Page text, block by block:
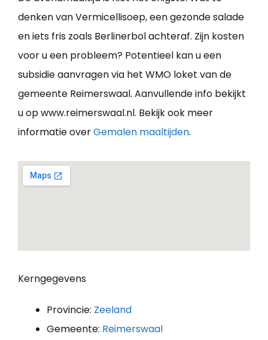
denken van Vermicellisoep, een gezonde salade
en iets fris zoals Berlinerbol achteraf. Zijn kosten
voor u een probleem? Potentieel kan u een
subsidie aanvragen via het WMO loket van de
gemeente Reimerswaal. Aanvullende info bekijkt
u op www.reimerswaal.nl. Bekijk ook meer
informatie overGemalen maaltijden.
Kerngegevens
Provincie: Zeeland
Gemeente: Reimerswaal